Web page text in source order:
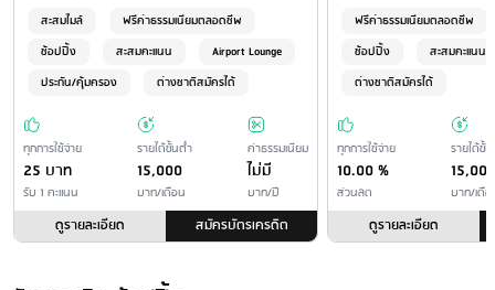
ราชการ: ไม่เกิน 1% ของจำนวนภาษีอากรและค่าธรรมเนียมที่ชำระผ่าน
บัตรเครดิต
และปริมณฑล (บาท/รายการ) ทรูมันนี่ วอลเล็ท แอฟพลิเคชั่น 15 บาท* ช้อป
ปี้เพย์ 15 บาท* ช้อปปี้ แอปพลิเคชั่น 15 บาท* เขตต่างจังหวัด (บาท/
รายการ) ทรูมันนี่ วอลเล็ท แอฟพลิเคชั่น 15 บาท* ช้อปปี้เพย์ 15 บาท* ช้อป
ปี้ แอปพลิเคชั่น 15 บาท* * จำนวนเงินที่ชำระได้สูงสุด ขึ้นอยู่กับข้อกำหนด
ของผู้ให้บริการ - อัตราค่าธรรมเนียม อาจมีการเปลี่ยนแปลงตามแต่ที่จะ
เรียกเก็บโดยผู้ให้บริการ
ชำระโดยหักบัญชีของผู้ให้บริการ
: ธนาคารกรุงไทย ไม่มีค่าธรรมเนียม
ชำระโดยหักบัญชีของผู้ให้บริการอื่น: เขต กทม. และปริมณฑล (บาท/
รายการ) ธนาคารกรุงศรีอยุธยา 10 บาท ธนาคารกสิกรไทย 10 บาท
ธนาคารออมสิน 10 บาท เขตต่างจังหวัด (บาท/รายการ) ธนาคารกรุง
ศรีอยุธยา 20 บาท ธนาคารกสิกรไทย 20 บาท ธนาคารออมสิน 15 บาท -
สะสมไมล์
ฟรีค่าธรรมเนียมตลอดชีพ
ช้อปปิ้ง
สะสมคะแนน
Airport Lounge
ประกัน/คุ้มครอง
ต่างชาติสมัครได้
ทุกการใช้จ่าย
25 บาท
รับ 1 คะแนน
รายได้ขั้นต่ำ
15,000
บาท/เดือน
ค่าธรรมเนียม
ไม่มี
บาท/ปี
ดูรายละเอียด สมัครบัตรเครดิต
ฟรีค่าธรรมเนียมตลอดชีพ
ช้อปปิ้ง
สะสมคะแนน
ต่างชาติสมัครได้
ทุกการใช้จ่าย
10.00 %
ส่วนลด
รายได้ขั้
15,000
บาท/เดื
ดูรายละเอียด